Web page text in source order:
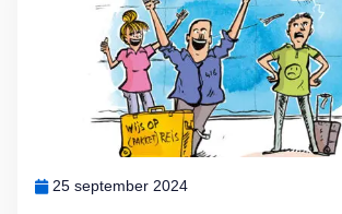
25 september 2024